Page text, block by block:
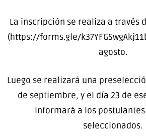
La inscripción se realiza a través
(https://forms.gle/
agosto.
Luego se realizará una
de septiembre, y el día 23 de
informará a los
seleccionados.